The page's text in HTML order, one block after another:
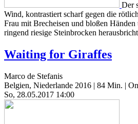
Der
Wind, kontrastiert scharf gegen die
Frau mit Brecheisen und bloßen
ringend riesige Steinbrocken
Waiting for Giraffes
Marco de Stefanis
Belgien, Niederlande 2016 | 84 Min. |
So, 28.05.2017 14:00